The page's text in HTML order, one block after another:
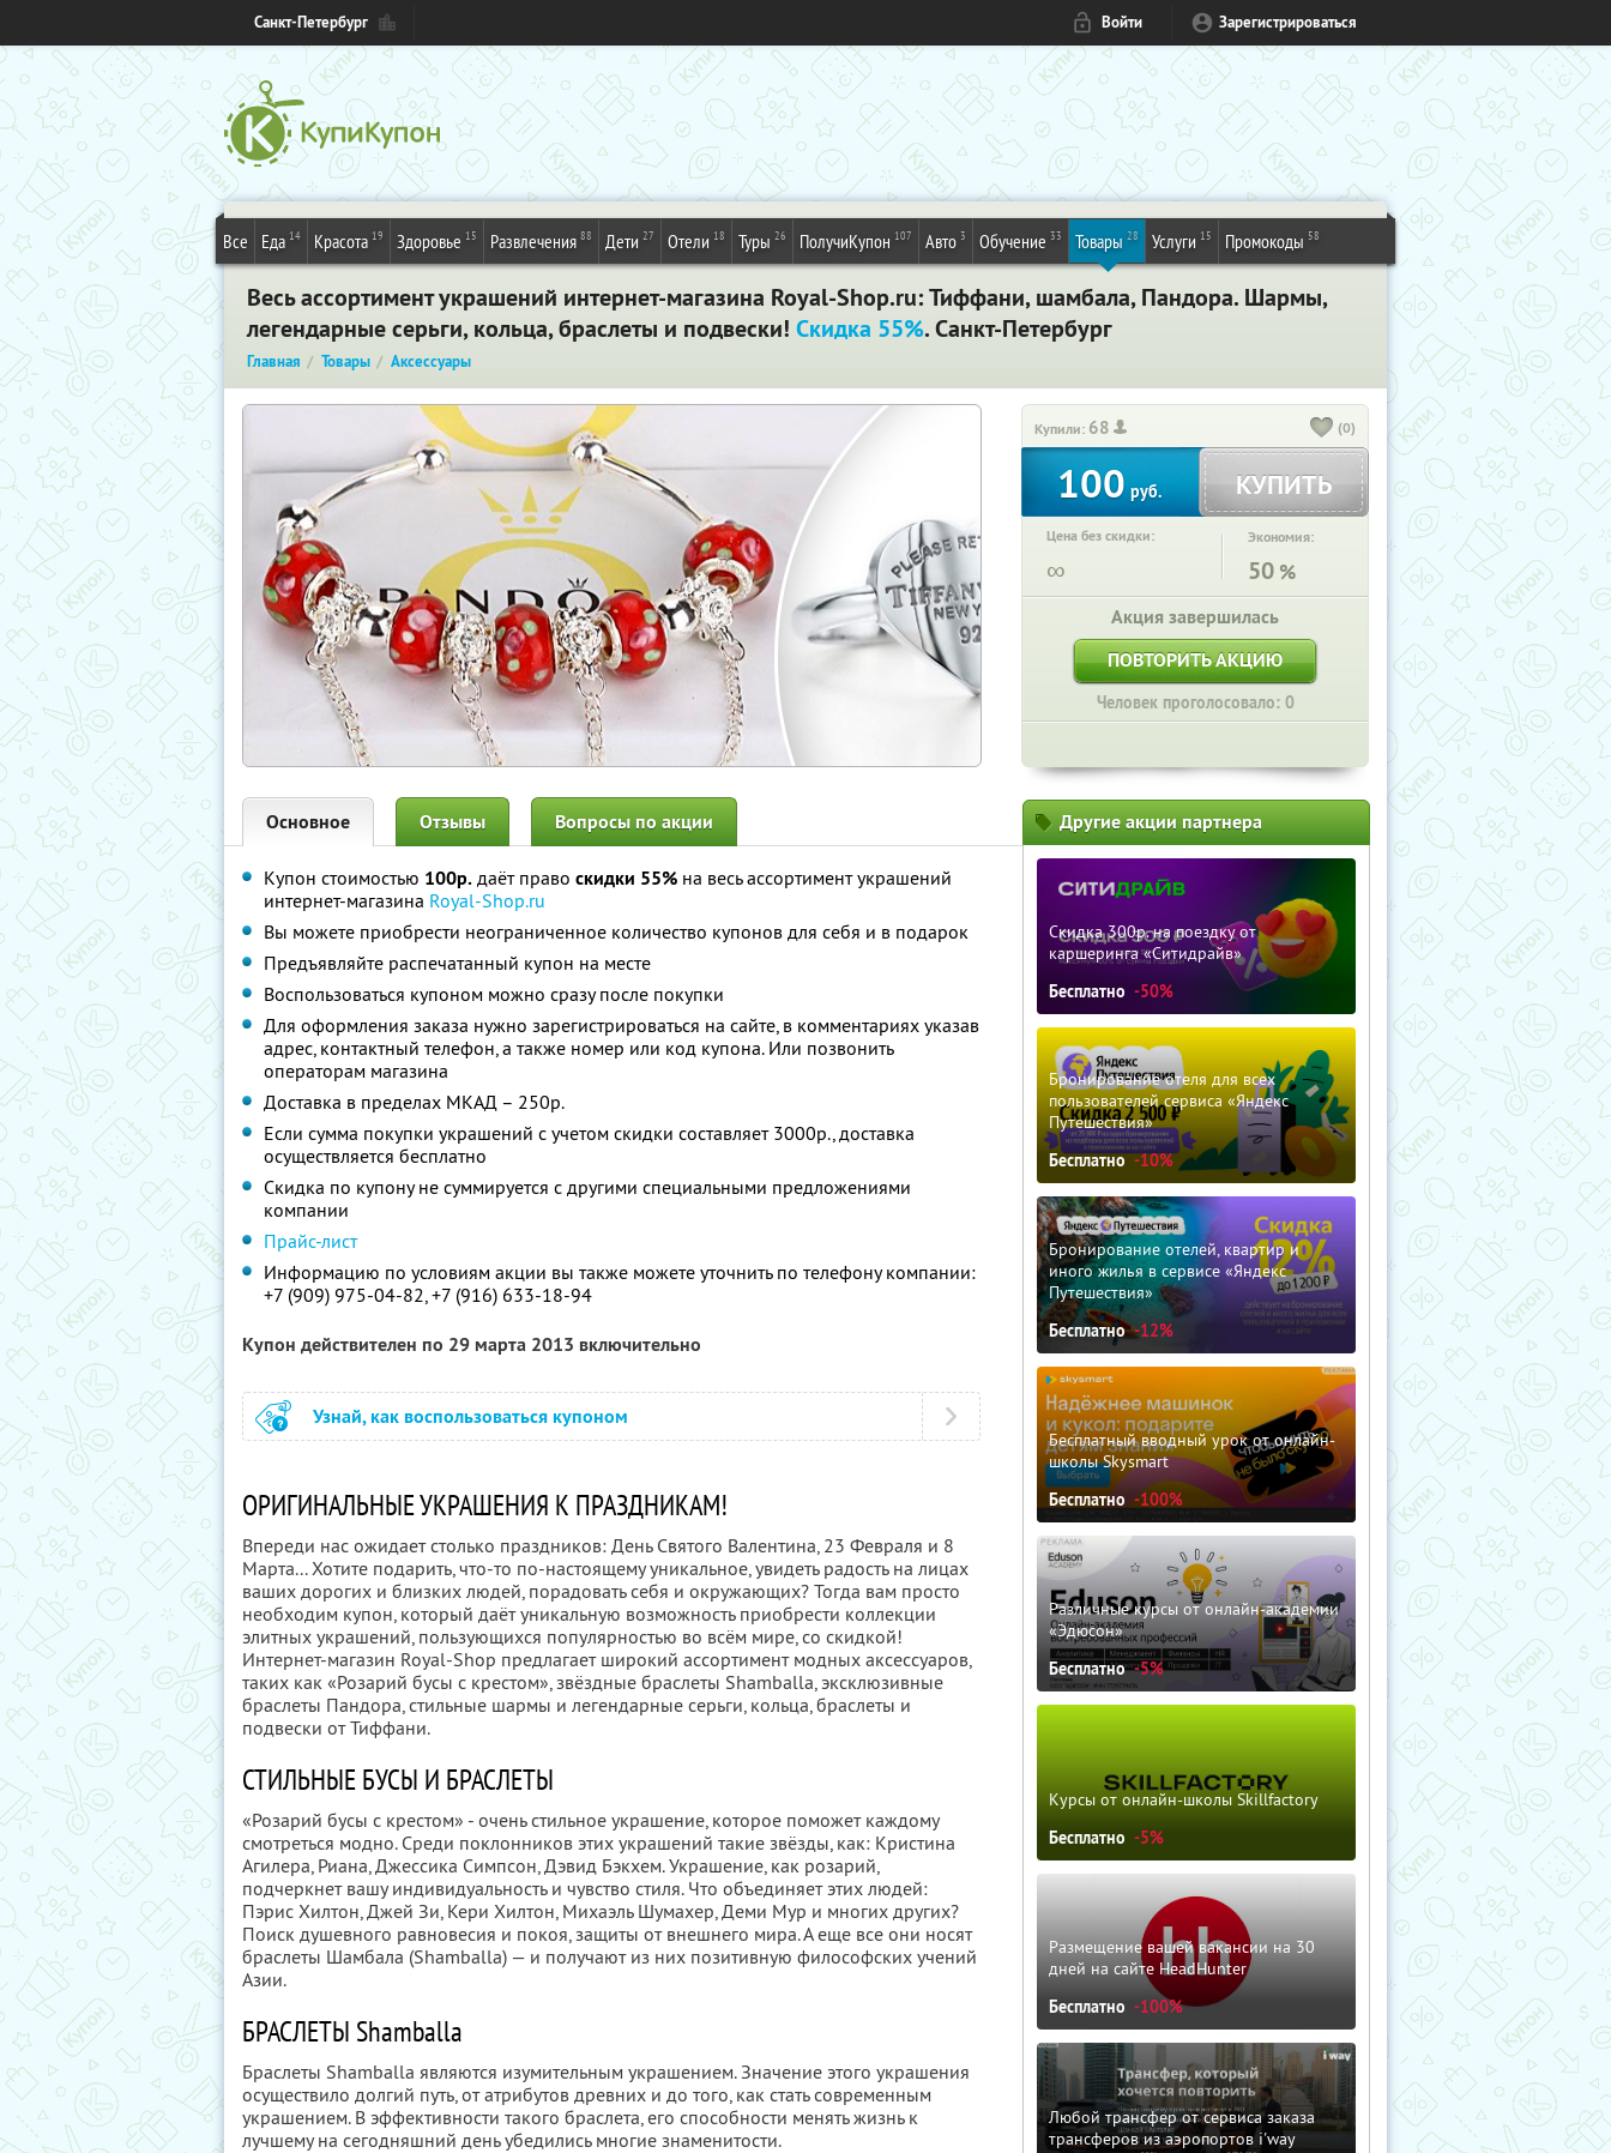
Санкт-Петербург Войти Зарегистрироваться
Все Еда 14 Красота 19 Здоровье 15 Развлечения 88 Дети 27 Отели 18 Туры 26 ПолучиКупон 107 Авто 3 Обучение 33 Товары 28 Услуги 15 Промокоды 58
Весь ассортимент украшений интернет-магазина Royal-Shop.ru: Тиффани, шамбала, Пандора. Шармы,
легендарные серьги, кольца, браслеты и подвески! Скидка 55%. Санкт-Петербург
Главная Товары Аксессуары
Купили: 68 (0)
100 руб. КУПИТЬ
Цена без скидки:
∞
Экономия:
50 %
Акция завершилась
ПОВТОРИТЬ АКЦИЮ
Человек проголосовало: 0
Основное Отзывы Вопросы по акции
Купон стоимостью 100р. даёт право скидки 55% на весь ассортимент украшений
интернет-магазина Royal-Shop.ru
Вы можете приобрести неограниченное количество купонов для себя и в подарок
Предъявляйте распечатанный купон на месте
Воспользоваться купоном можно сразу после покупки
Для оформления заказа нужно зарегистрироваться на сайте, в комментариях указав
адрес, контактный телефон, а также номер или код купона. Или позвонить
операторам магазина
Доставка в пределах МКАД – 250р.
Если сумма покупки украшений с учетом скидки составляет 3000р., доставка
осуществляется бесплатно
Скидка по купону не суммируется с другими специальными предложениями
компании
Прайс-лист
Информацию по условиям акции вы также можете уточнить по телефону компании:
+7 (909) 975-04-82, +7 (916) 633-18-94
Купон действителен по 29 марта 2013 включительно
Узнай, как воспользоваться купоном
ОРИГИНАЛЬНЫЕ УКРАШЕНИЯ К ПРАЗДНИКАМ!
Впереди нас ожидает столько праздников: День Святого Валентина, 23 Февраля и 8
Марта... Хотите подарить, что-то по-настоящему уникальное, увидеть радость на лицах
ваших дорогих и близких людей, порадовать себя и окружающих? Тогда вам просто
необходим купон, который даёт уникальную возможность приобрести коллекции
элитных украшений, пользующихся популярностью во всём мире, со скидкой!
Интернет-магазин Royal-Shop предлагает широкий ассортимент модных аксессуаров,
таких как «Розарий бусы с крестом», звёздные браслеты Shamballa, эксклюзивные
браслеты Пандора, стильные шармы и легендарные серьги, кольца, браслеты и
подвески от Тиффани.
СТИЛЬНЫЕ БУСЫ И БРАСЛЕТЫ
«Розарий бусы с крестом» - очень стильное украшение, которое поможет каждому
смотреться модно. Среди поклонников этих украшений такие звёзды, как: Кристина
Агилера, Риана, Джессика Симпсон, Дэвид Бэкхем. Украшение, как розарий,
подчеркнет вашу индивидуальность и чувство стиля. Что объединяет этих людей:
Пэрис Хилтон, Джей Зи, Кери Хилтон, Михаэль Шумахер, Деми Мур и многих других?
Поиск душевного равновесия и покоя, защиты от внешнего мира. А еще все они носят
браслеты Шамбала (Shamballa) — и получают из них позитивную философских учений
Азии.
БРАСЛЕТЫ Shamballa
Браслеты Shamballa являются изумительным украшением. Значение этого украшения
осуществило долгий путь, от атрибутов древних и до того, как стать современным
украшением. В эффективности такого браслета, его способности менять жизнь к
лучшему на сегодняшний день убедились многие знаменитости.
Другие акции партнера
Скидка 300р. на поездку от
каршеринга «Ситидрайв»
Бесплатно -50%
Бронирование отеля для всех
пользователей сервиса «Яндекс
Путешествия»
Бесплатно -10%
Бронирование отелей, квартир и
иного жилья в сервисе «Яндекс
Путешествия»
Бесплатно -12%
Бесплатный вводный урок от онлайн-
школы Skysmart
Бесплатно -100%
Различные курсы от онлайн-академии
«Эдюсон»
Бесплатно -5%
Курсы от онлайн-школы Skillfactory
Бесплатно -5%
Размещение вашей вакансии на 30
дней на сайте HeadHunter
Бесплатно -100%
Любой трансфер от сервиса заказа
трансферов из аэропортов i'way